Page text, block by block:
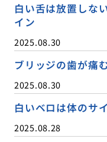
白い舌は放置しな
イン
2025.08.30
ブリッジの歯が痛
2025.08.30
白いベロは体のサ
2025.08.28